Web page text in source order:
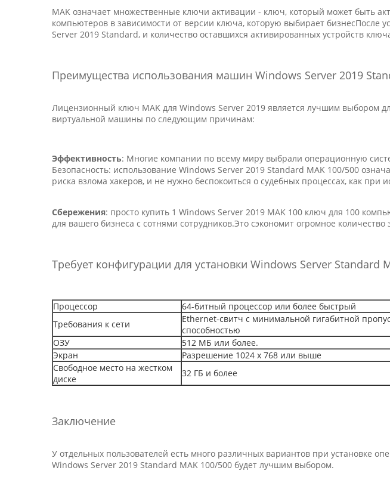
MAK означает множественные ключи активации - ключ, который может быть
компьютеров в зависимости от версии ключа, которую выбирает бизнесПосле
Server 2019 Standard, и количество оставшихся активированных устройств
Преимущества использования машин Windows Server 2019
Лицензионный ключ MAK для Windows Server 2019 является лучшим выбором
виртуальной машины по следующим причинам:
Эффективность: Многие компании по всему миру выбрали операционную
Безопасность: использование Windows Server 2019 Standard MAK 100/500
риска взлома хакеров, и не нужно беспокоиться о судебных процессах, как при
Сбережения: просто купить 1 Windows Server 2019 MAK 100 ключ для 100
для вашего бизнеса с сотнями сотрудников.Это сэкономит огромное
Требует конфигурации для установки Windows Server Standard
Процессор
64-битный процессор или более быстрый
Требования к сети
Ethernet-свитч с минимальной гигабитной
способностью
ОЗУ
512 МБ или более.
Экран
Разрешение 1024 x 768 или выше
Свободное место на жестком
диске
32 ГБ и более
Заключение
У отдельных пользователей есть много различных вариантов при установке
Windows Server 2019 Standard MAK 100/500 будет лучшим выбором.